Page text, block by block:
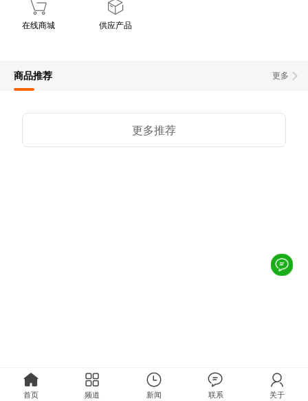
在线商城 供应产品
更多
商品推荐
更多推荐
首页 频道 新闻 联系 关于